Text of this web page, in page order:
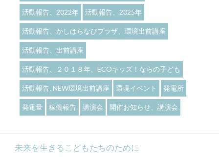
活動報告、2022年 活動報告、2025年
活動報告、かしはらなびプラザ、環境出前講座
活動報告、出前講座
活動報告、２０１８年、ECOキッズ！ならの子ども
活動報告､NEW環境出前講座 環境イベント 発電所
発電量 稼働報告 講演会 開催お知らせ、講演会
未来を生きるこどもたちのために